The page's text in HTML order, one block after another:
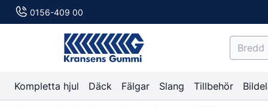
0156-409 00
Kompletta hjul Däck Fälgar Slang Tillbehör